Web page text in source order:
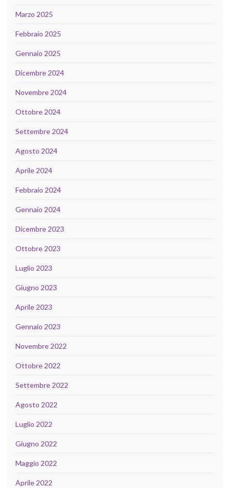
Marzo 2025
Febbraio 2025
Gennaio 2025
Dicembre 2024
Novembre 2024
Ottobre 2024
Settembre 2024
Agosto 2024
Aprile 2024
Febbraio 2024
Gennaio 2024
Dicembre 2023
Ottobre 2023
Luglio 2023
Giugno 2023
Aprile 2023
Gennaio 2023
Novembre 2022
Ottobre 2022
Settembre 2022
Agosto 2022
Luglio 2022
Giugno 2022
Maggio 2022
Aprile 2022